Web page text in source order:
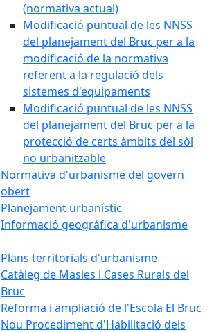
(normativa actual)
Modificació puntual de les NNSS
del planejament del Bruc per a la
modificació de la normativa
referent a la regulació dels
sistemes d'equipaments
Modificació puntual de les NNSS
del planejament del Bruc per a la
protecció de certs àmbits del sòl
no urbanitzable
Normativa d'urbanisme del govern
obert
Planejament urbanístic
Informació geogràfica d'urbanisme
Plans territorials d'urbanisme
Catàleg de Masies i Cases Rurals del
Bruc
Reforma i ampliació de l'Escola El Bruc
Nou Procediment d'Habilitació dels